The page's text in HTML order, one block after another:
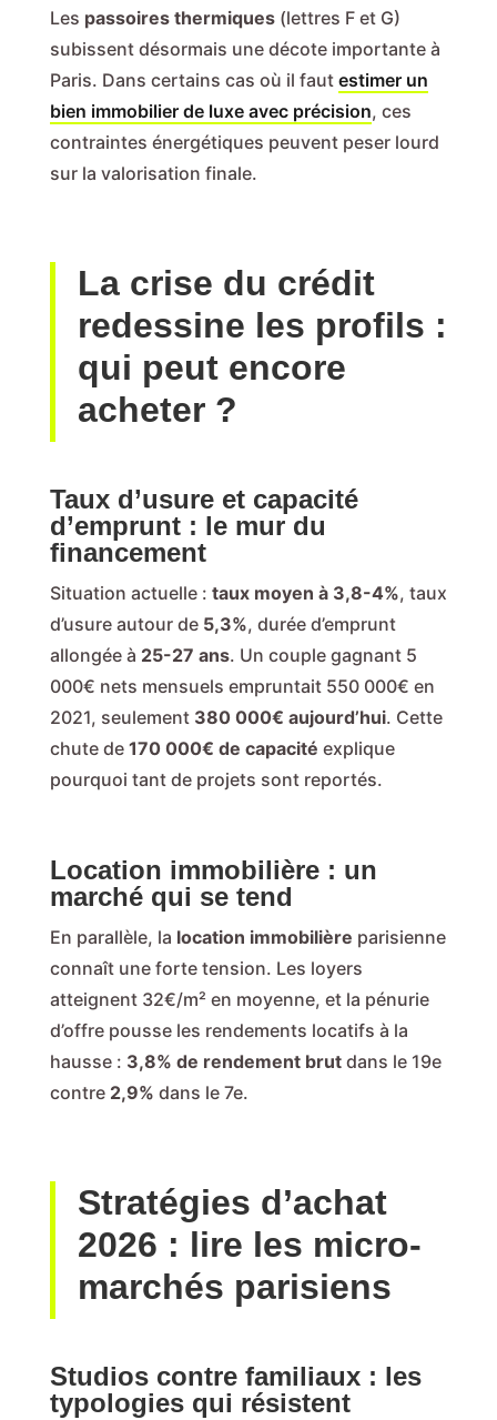
Les passoires thermiques(lettres F et G)
subissent désormais une décote importante à
Paris. Dans certains cas où il faut estimer un
bien immobilier de luxe avec précision, ces
contraintes énergétiques peuvent peser lourd
sur la valorisation finale.
La crise du crédit
redessine les profils :
qui peut encore
acheter ?
Taux d’usure et capacité
d’emprunt : le mur du
financement
Situation actuelle : taux moyen à 3,8-4%, taux
d’usure autour de 5,3%, durée d’emprunt
allongée à 25-27 ans. Un couple gagnant 5
000€ nets mensuels empruntait 550 000€ en
2021, seulement 380 000€ aujourd’hui. Cette
chute de 170 000€ de capacité explique
pourquoi tant de projets sont reportés.
Location immobilière : un
marché qui se tend
En parallèle, la location immobilière parisienne
connaît une forte tension. Les loyers
atteignent 32€/m² en moyenne, et la pénurie
d’offre pousse les rendements locatifs à la
hausse : 3,8% de rendement brutdans le 19e
contre 2,9% dans le 7e.
Stratégies d’achat
2026 : lire les micro-
marchés parisiens
Studios contre familiaux : les
typologies qui résistent